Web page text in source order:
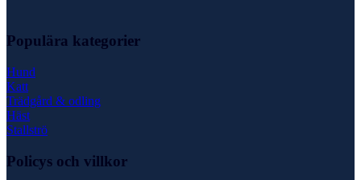
Populära kategorier
Hund
Katt
Trädgård & odling
Häst
Stallströ
Policys och villkor